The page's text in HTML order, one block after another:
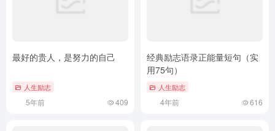
最好的贵人，是努力的自己
人生励志
5年前 409
经典励志语录正能量短句（实
用75句）
人生励志
4年前 616